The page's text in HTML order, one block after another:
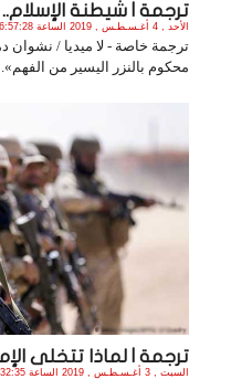
ترجمة | شيطنة
الأحد , 4 أغـسـطـس , 2019 الساعة 6:57:28 PM
ترجمة خاصة - لا ميديا / نشوان
محكوم بالنزر اليسير من
ترجمة | لماذا تتخلى
السبت , 3 أغـسـطـس , 2019 الساعة 8:32:35 PM